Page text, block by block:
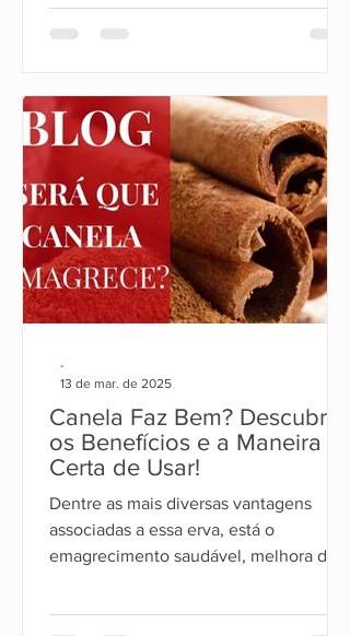
Canela Faz Bem? Descubra
os Benefícios e a Maneira
Certa de Usar!
Dentre as mais diversas vantagens
associadas a essa erva, está o
emagrecimento saudável, melhora da
-
13 de mar. de 2025